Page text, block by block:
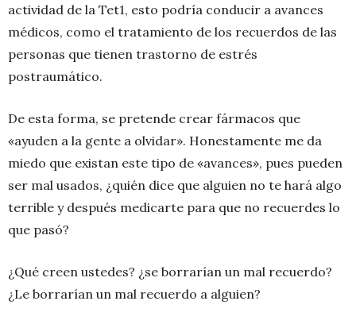
actividad de la Tet1, esto podría conducir a avances
médicos, como el tratamiento de los recuerdos de las
personas que tienen trastorno de estrés
postraumático.
De esta forma, se pretende crear fármacos que
«ayuden a la gente a olvidar». Honestamente me da
miedo que existan este tipo de «avances», pues pueden
ser mal usados, ¿quién dice que alguien no te hará algo
terrible y después medicarte para que no recuerdes lo
que pasó?
¿Qué creen ustedes? ¿se borrarían un mal recuerdo?
¿Le borrarían un mal recuerdo a alguien?